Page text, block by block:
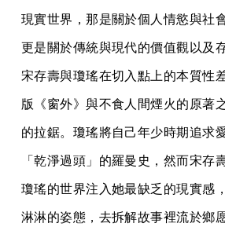
現實世界，那是關於個人情慾與社
更是關於傳統與現代的價值觀以及
宋存壽與瓊瑤在切入點上的本質性
版《窗外》與不食人間煙火的原著
的拉鋸。瓊瑤將自己年少時期追求
「乾淨過頭」的羅曼史，然而宋存
瓊瑤的世界注入她最缺乏的現實感
淋淋的姿態，去拆解故事裡流於鄉